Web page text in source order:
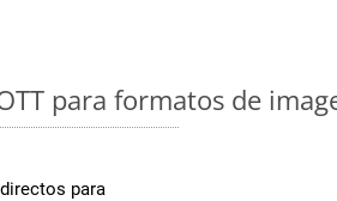
para formatos de
para